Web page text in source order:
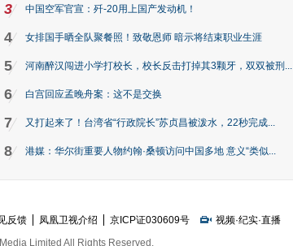
3 中国空军官宣：歼-20用上国产发动机！
4 女排国手晒全队聚餐照！致敬恩师 暗示将结束职业生涯
5 河南醉汉闯进小学打校长，校长反击打掉其3颗牙，双双被刑...
6 白宫回应孟晚舟案：这不是交换
7 又打起来了！台湾省“行政院长”苏贞昌被泼水，22秒完成...
8 港媒：华尔街重要人物约翰·桑顿访问中国多地 意义“类似...
反馈 凤凰卫视介绍 京ICP证030609号 视频·纪实·直播
Limited All Rights Reserved.